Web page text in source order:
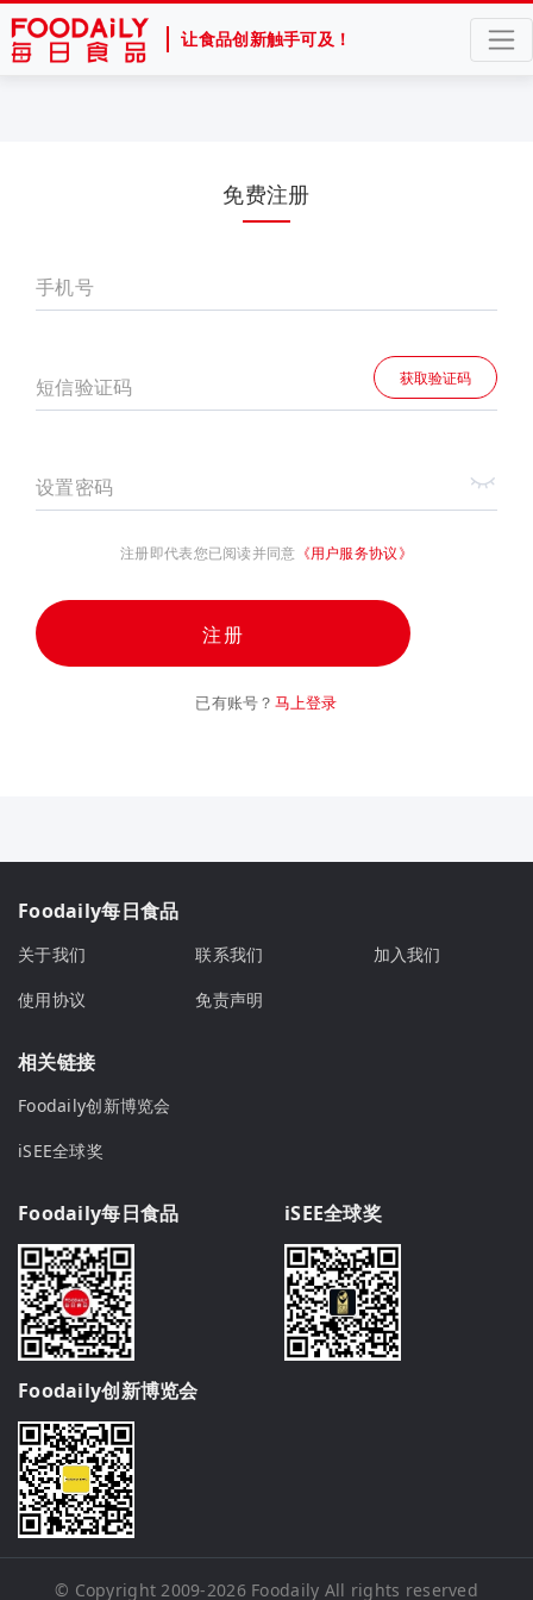
让食品创新触手可及！
免费注册
手机号
短信验证码 获取验证码
设置密码
注册即代表您已阅读并同意 《用户服务协议》
注册
已有账号？ 马上登录
Foodaily每日食品
关于我们 联系我们
加入我们
使用协议
免责声明
相关链接
Foodaily创新博览会
iSEE全球奖
Foodaily每日食品 iSEE全球奖
Foodaily创新博览会
© Copyright 2009-2026 Foodaily All rights reserved